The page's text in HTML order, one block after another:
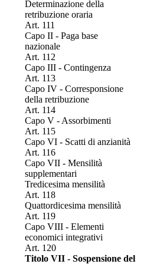
Determinazione della
retribuzione oraria
Art. 111
Capo II - Paga base
nazionale
Art. 112
Capo III - Contingenza
Art. 113
Capo IV - Corresponsione
della retribuzione
Art. 114
Capo V - Assorbimenti
Art. 115
Capo VI - Scatti di anzianità
Art. 116
Capo VII - Mensilità
supplementari
Tredicesima mensilità
Art. 118
Quattordicesima mensilità
Art. 119
Capo VIII - Elementi
economici integrativi
Art. 120
Titolo VII - Sospensione del